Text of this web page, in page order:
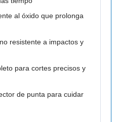
al óxido que prolonga
resistente a impactos y
para cortes precisos y
de punta para cuidar